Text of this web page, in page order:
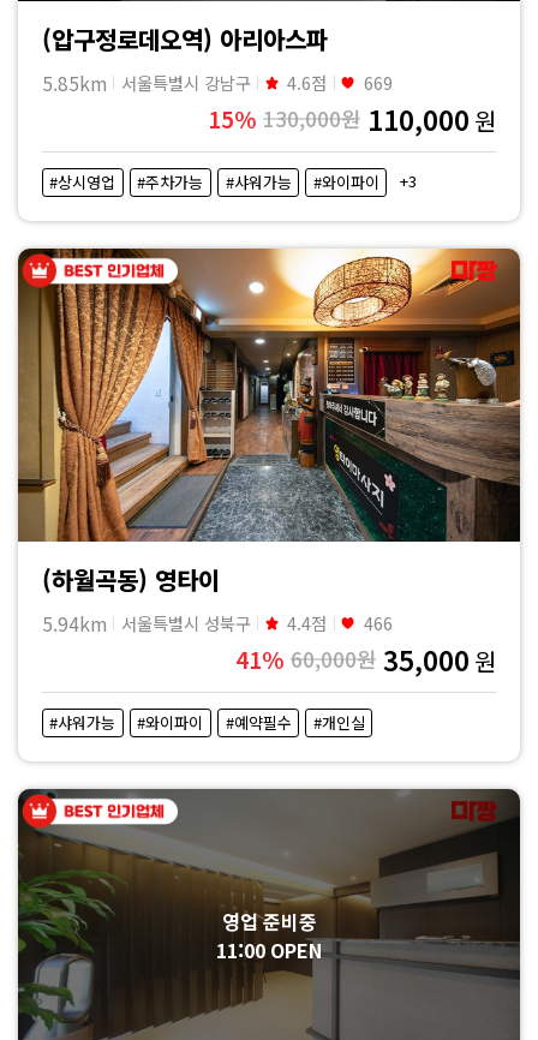
(압구정로데오역) 아리아스파
5.85km 서울특별시 강남구 4.6점 669
15% 130,000원 110,000 원
#상시영업 #주차가능 #샤워가능 #와이파이 +3
(하월곡동) 영타이
5.94km 서울특별시 성북구 4.4점 466
41% 60,000원 35,000 원
#샤워가능 #와이파이 #예약필수 #개인실
영업 준비중
11:00 OPEN